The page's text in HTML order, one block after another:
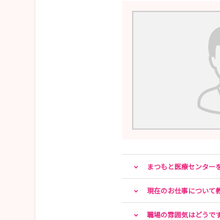
まつもと医療センター
現在のお仕事について
職場の雰囲気はどうで